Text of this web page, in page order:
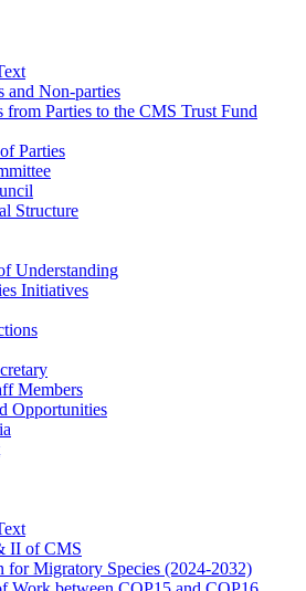
and Non-parties
from Parties to the CMS Trust Fund
Parties
Structure
Understanding
Initiatives
Members
Opportunities
II of CMS
for Migratory Species (2024-2032)